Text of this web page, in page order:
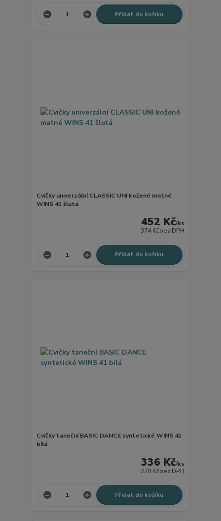
Přidat do košíku
Cvičky univerzální CLASSIC UNI kožené matné
WINS 41 žlutá
452 Kč/ks
374 Kčbez DPH
Přidat do košíku
Cvičky taneční BASIC DANCE syntetické WINS 41
bílá
336 Kč/ks
278 Kčbez DPH
Přidat do košíku